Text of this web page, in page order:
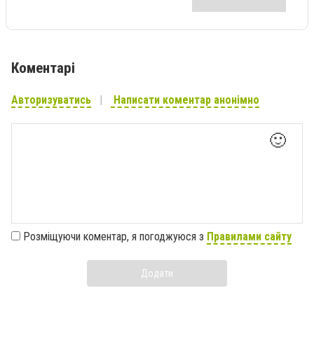
Коментарі
Авторизуватись Написати коментар анонімно
🙂
Розміщуючи коментар, я погоджуюся з Правилами сайту
Додати